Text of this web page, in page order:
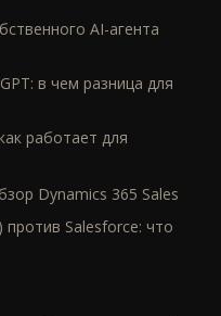
AI-агента
в чем разница для
работает для
Dynamics 365 Sales
Salesforce: что